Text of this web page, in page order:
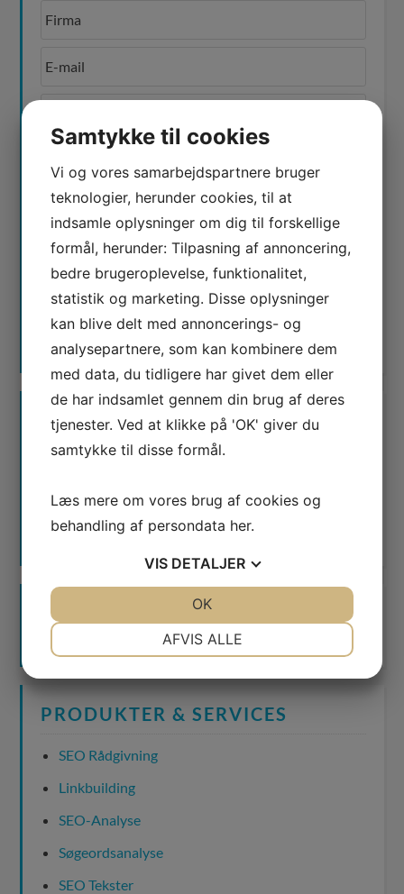
Jeg er ikke en robot
Waimea er certificeret
Google AdWords Premier Partner
PRODUKTER & SERVICES
SEO Rådgivning
Linkbuilding
SEO-Analyse
Søgeordsanalyse
SEO Tekster
Samtykke til cookies
Vi og vores samarbejdspartnere bruger
teknologier, herunder cookies, til at
indsamle oplysninger om dig til forskellige
formål, herunder: Tilpasning af annoncering,
bedre brugeroplevelse, funktionalitet,
statistik og marketing. Disse oplysninger
kan blive delt med annoncerings- og
analysepartnere, som kan kombinere dem
med data, du tidligere har givet dem eller
de har indsamlet gennem din brug af deres
tjenester. Ved at klikke på 'OK' giver du
samtykke til disse formål.
Læs mere om vores brug af cookies og
behandling af persondata her.
VIS DETALJER
AFVIS ALLE
OK